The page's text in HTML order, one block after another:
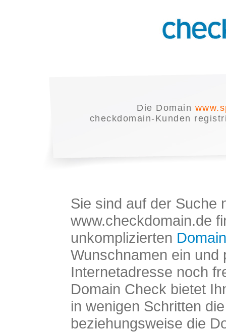
Die Domain
checkdomain-Kunden
Sie sind auf der Suche
www.checkdomain.de
unkomplizierten
Wunschnamen ein und
Internetadresse noch
Domain Check bietet
in wenigen Schritten
beziehungsweise die